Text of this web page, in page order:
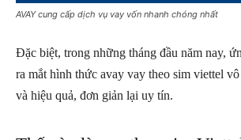
AVAY cung cấp dịch vụ vay vốn nhanh chóng nhất
Đặc biệt, trong những tháng đầu năm nay,
ra mắt hình thức avay vay theo sim viettel
và hiệu quả, đơn giản lại uy tín.